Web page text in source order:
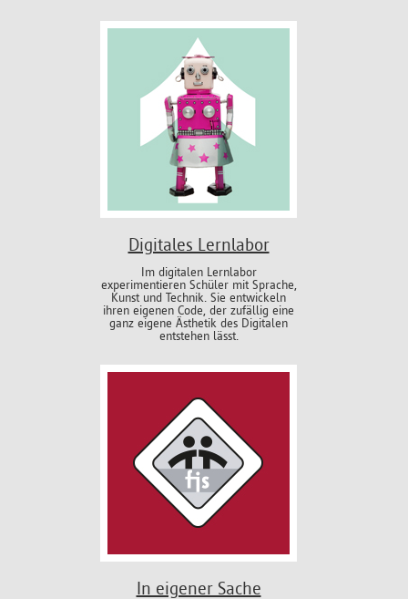
Digitales Lernlabor
Im digitalen Lernlabor
experimentieren Schüler mit Sprache,
Kunst und Technik. Sie entwickeln
ihren eigenen Code, der zufällig eine
ganz eigene Ästhetik des Digitalen
entstehen lässt.
In eigener Sache